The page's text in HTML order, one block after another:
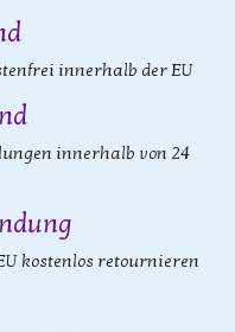
innerhalb der EU
innerhalb von 24
kostenlos retournieren